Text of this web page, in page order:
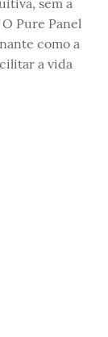
Pure Panel
como a
a vida